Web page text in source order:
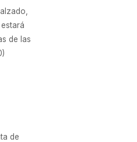
de las
de